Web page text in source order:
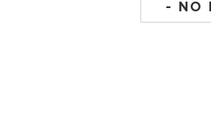
- NO